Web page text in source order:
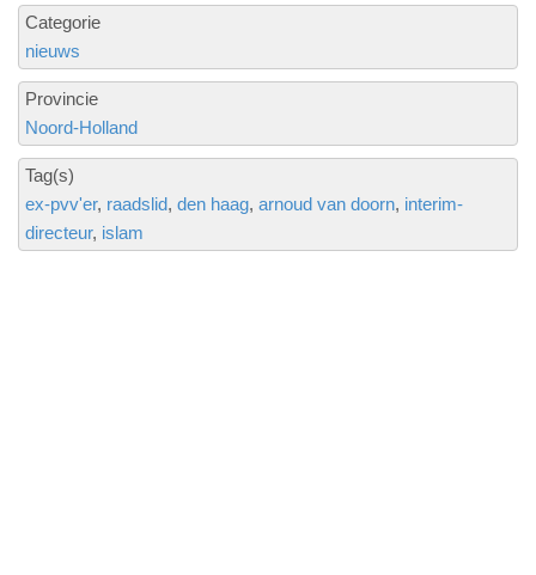
Categorie
nieuws
Provincie
Noord-Holland
Tag(s)
ex-pvv'er raadslid den haag arnoud van doorn interim-
directeur islam